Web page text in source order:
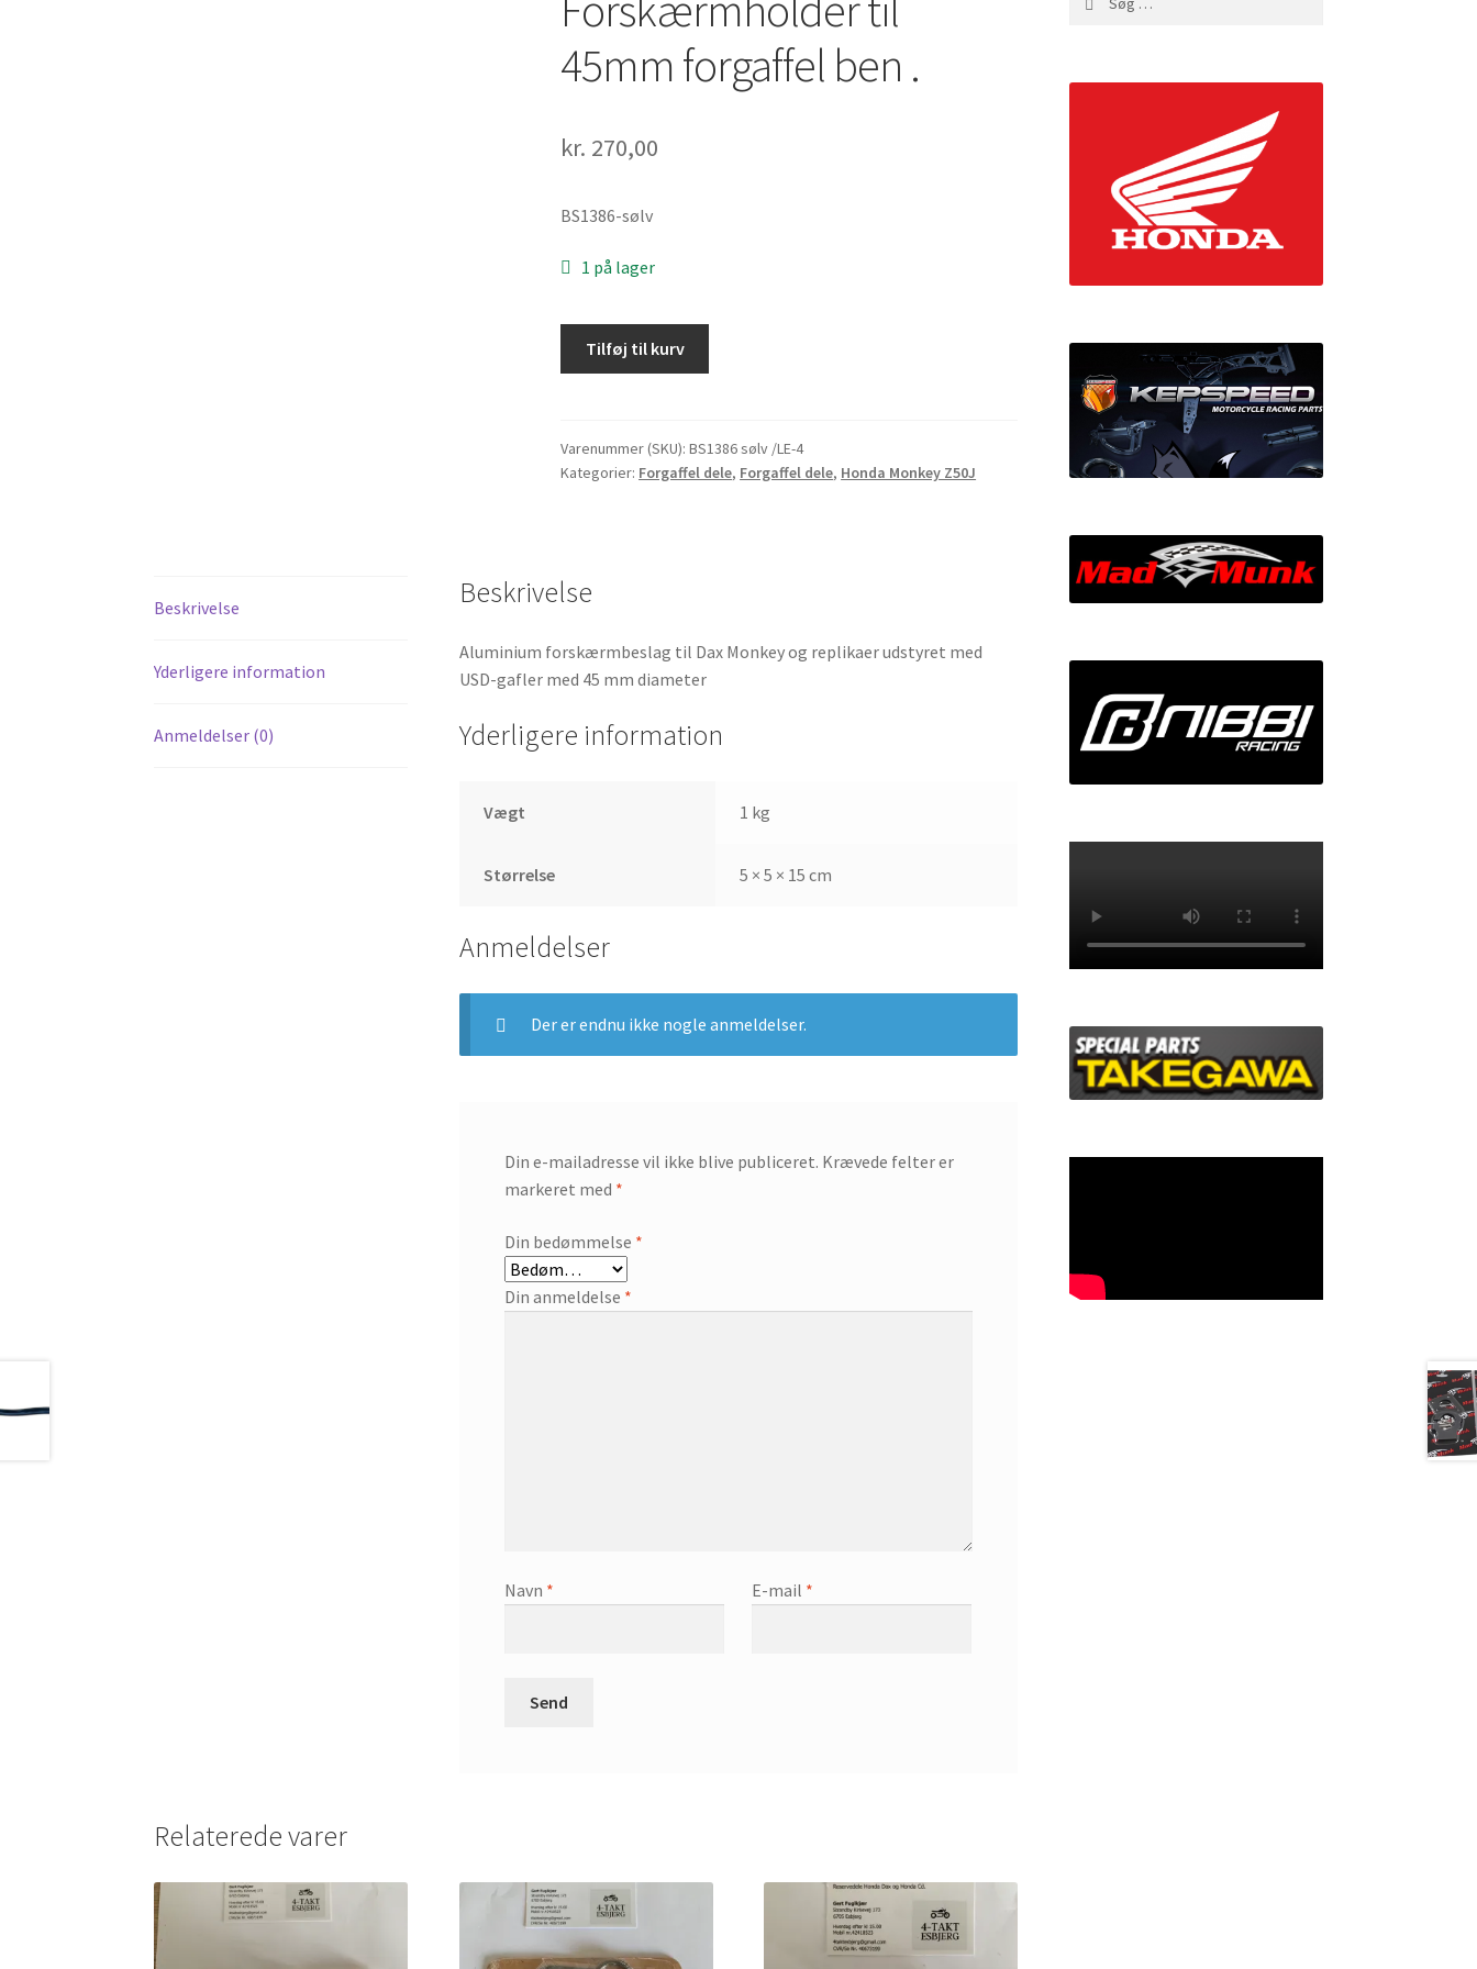
45mm forgaffel ben .
kr. 270,00
BS1386-sølv
1 på lager
ben
.
Tilføj til kurv
Varenummer (SKU):BS1386 sølv /LE-4
Kategorier: Forgaffel dele, Forgaffel dele, Honda Monkey Z50J
Beskrivelse
Yderligere information
Anmeldelser (0)
Beskrivelse
Aluminium forskærmbeslag til Dax Monkey og replikaer udstyret med
USD-gafler med 45 mm diameter
Yderligere information
Vægt 1 kg
Størrelse 5 × 5 × 15 cm
Anmeldelser
Der er endnu ikke nogle anmeldelser.
Din e-mailadresse vil ikke blive publiceret. Krævede felter er
markeret med *
Din bedømmelse *
Din anmeldelse *
Navn * E-mail *
Relaterede varer